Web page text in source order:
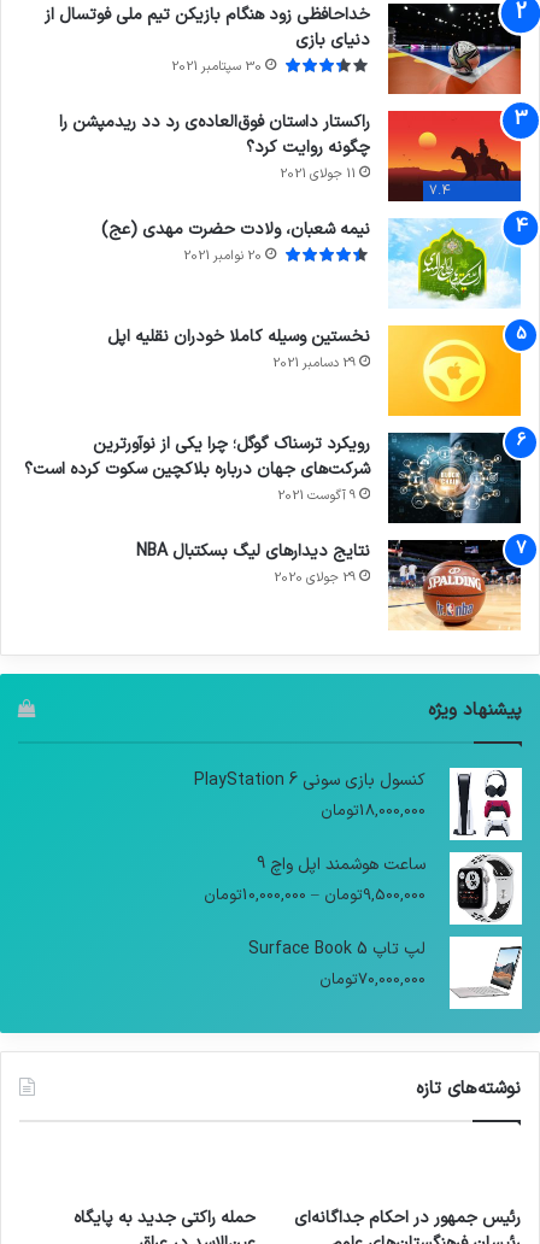
خداحافظی زود هنگام بازیکن تیم ملی فوتسال از
دنیای بازی
30 سپتامبر 2021
7.4
راکستار داستان فوق‌العاده‌ی رد دد ریدمپشن را
چگونه روایت کرد؟
11 جولای 2021
نیمه شعبان، ولادت حضرت مهدی (عج)
20 نوامبر 2021
نخستین وسیله کاملا خودران نقلیه اپل
29 دسامبر 2021
رویکرد ترسناک گوگل؛ چرا یکی از نوآورترین
شرکت‌های جهان درباره بلاکچین سکوت کرده است؟
9 آگوست 2021
نتایج دیدار‌های لیگ بسکتبال NBA
29 جولای 2020
پیشنهاد ویژه
کنسول بازی سونی PlayStation 6
18,000,000تومان
ساعت هوشمند اپل واچ 9
9,500,000تومان –
10,000,000تومان
لپ تاپ Surface Book 5
70,000,000تومان
نوشته‌های تازه
رئیس جمهور در احکام جداگانه‌ای
حمله راکتی جدید به پایگاه